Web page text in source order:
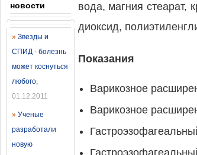
новости
» Звезды и
СПИД - болезнь
может коснуться
любого,
01.12.2011
» Ученые
разработали
новую
вода, магния стеарат,
диоксид,
Показания
Варикозное
Варикозное